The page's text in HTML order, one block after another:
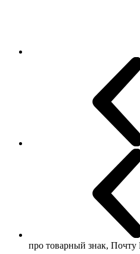
про товарный знак, Почту